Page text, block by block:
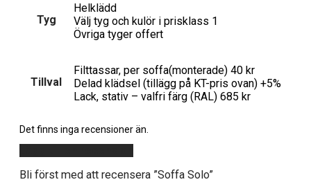
Tyg
Helklädd
Välj tyg och kulör i prisklass 1
Övriga tyger offert
Tillval
Filttassar, per soffa(monterade) 40 kr
Delad klädsel (tillägg på KT-pris ovan) +5%
Lack, stativ – valfri färg (RAL) 685 kr
Det finns inga recensioner än.
Bli först med att recensera ”Soffa Solo”